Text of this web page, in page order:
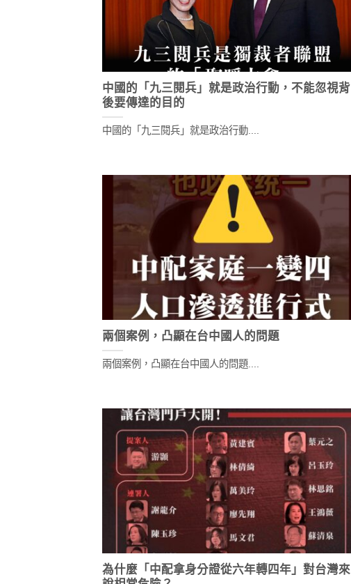
中國的「九三閱兵」就是政治行動，不能忽視背
後要傳達的目的
中國的「九三閱兵」就是政治行動....
兩個案例，凸顯在台中國人的問題
兩個案例，凸顯在台中國人的問題....
為什麼「中配拿身分證從六年轉四年」對台灣來